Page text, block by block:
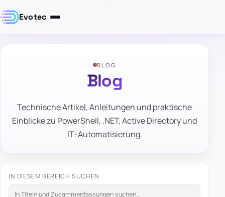
Evotec
BLOG
Blog
Technische Artikel, Anleitungen und praktische
Einblicke zu PowerShell, .NET, Active Directory und
IT-Automatisierung.
IN DIESEM BEREICH SUCHEN